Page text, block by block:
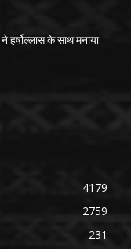
हर्षोल्लास के साथ मनाया
4179
2759
231